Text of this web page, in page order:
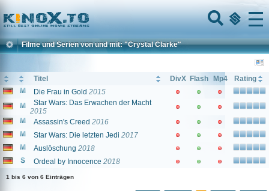
Home
Menu
Filme und Serien von und mit: "Crystal Clarke"
Titel DivX Flash Mp4
Rating
Die Frau in Gold 2015
Star Wars: Das Erwachen der Macht
2015
Assassin's Creed 2016
Star Wars: Die letzten Jedi 2017
Auslöschung 2018
Ordeal by Innocence 2018
1 bis 6 von 6 Einträgen